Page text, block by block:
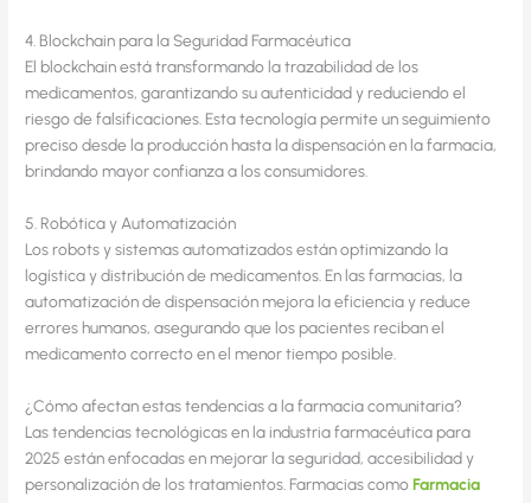
4. Blockchain para la Seguridad Farmacéutica
El blockchain está transformando la trazabilidad de los
medicamentos, garantizando su autenticidad y reduciendo el
riesgo de falsificaciones. Esta tecnología permite un seguimiento
preciso desde la producción hasta la dispensación en la farmacia,
brindando mayor confianza a los consumidores.
5. Robótica y Automatización
Los robots y sistemas automatizados están optimizando la
logística y distribución de medicamentos. En las farmacias, la
automatización de dispensación mejora la eficiencia y reduce
errores humanos, asegurando que los pacientes reciban el
medicamento correcto en el menor tiempo posible.
¿Cómo afectan estas tendencias a la farmacia comunitaria?
Las tendencias tecnológicas en la industria farmacéutica para
2025 están enfocadas en mejorar la seguridad, accesibilidad y
personalización de los tratamientos. Farmacias comoFarmacia